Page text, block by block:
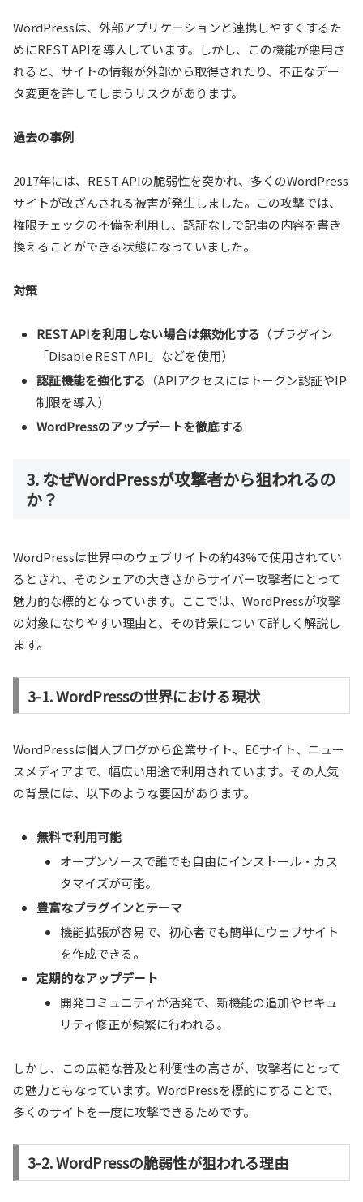
WordPressは、外部アプリケーションと連携しやすくするた
めにREST APIを導入しています。しかし、この機能が悪用さ
れると、サイトの情報が外部から取得されたり、不正なデー
タ変更を許してしまうリスクがあります。
過去の事例
2017年には、REST APIの脆弱性を突かれ、多くのWordPress
サイトが改ざんされる被害が発生しました。この攻撃では、
権限チェックの不備を利用し、認証なしで記事の内容を書き
換えることができる状態になっていました。
対策
REST APIを利用しない場合は無効化する （プラグイン
「Disable REST API」などを使用）
認証機能を強化する （APIアクセスにはトークン認証やIP
制限を導入）
WordPressのアップデートを徹底する
3. なぜWordPressが攻撃者から狙われるの
か？
WordPressは世界中のウェブサイトの約43%で使用されてい
るとされ、そのシェアの大きさからサイバー攻撃者にとって
魅力的な標的となっています。ここでは、WordPressが攻撃
の対象になりやすい理由と、その背景について詳しく解説し
ます。
3-1. WordPressの世界における現状
WordPressは個人ブログから企業サイト、ECサイト、ニュー
スメディアまで、幅広い用途で利用されています。その人気
の背景には、以下のような要因があります。
無料で利用可能
オープンソースで誰でも自由にインストール・カス
タマイズが可能。
豊富なプラグインとテーマ
機能拡張が容易で、初心者でも簡単にウェブサイト
を作成できる。
定期的なアップデート
開発コミュニティが活発で、新機能の追加やセキュ
リティ修正が頻繁に行われる。
しかし、この広範な普及と利便性の高さが、攻撃者にとって
の魅力ともなっています。WordPressを標的にすることで、
多くのサイトを一度に攻撃できるためです。
3-2. WordPressの脆弱性が狙われる理由